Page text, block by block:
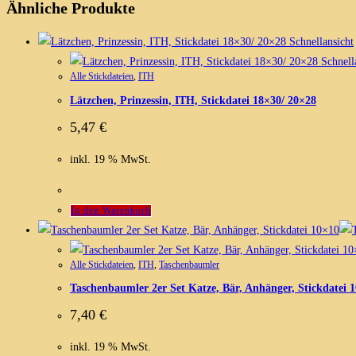
Ähnliche Produkte
Schnellansicht
Alle Stickdateien, ITH
Lätzchen, Prinzessin, ITH, Stickdatei 18×30/ 20×28
5,47 €
inkl. 19 % MwSt.
In den Warenkorb
Alle Stickdateien ITH Taschenbaumler
Taschenbaumler 2er Set Katze, Bär, Anhänger, Stickdatei
7,40 €
inkl. 19 % MwSt.